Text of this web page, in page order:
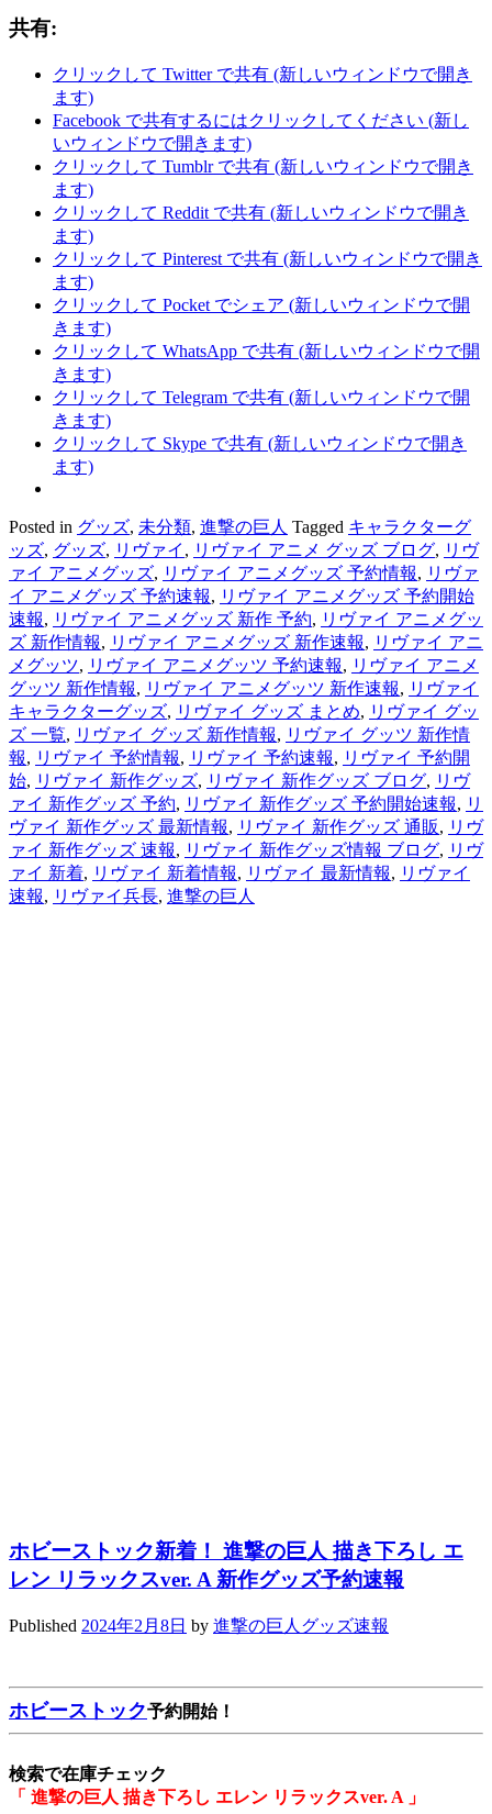
共有:
クリックして Twitter で共有 (新しいウィンドウで開き
ます)
Facebook で共有するにはクリックしてください (新し
いウィンドウで開きます)
クリックして Tumblr で共有 (新しいウィンドウで開き
ます)
クリックして Reddit で共有 (新しいウィンドウで開き
ます)
クリックして Pinterest で共有 (新しいウィンドウで開き
ます)
クリックして Pocket でシェア (新しいウィンドウで開
きます)
クリックして WhatsApp で共有 (新しいウィンドウで開
きます)
クリックして Telegram で共有 (新しいウィンドウで開
きます)
クリックして Skype で共有 (新しいウィンドウで開き
ます)
Posted in グッズ, 未分類, 進撃の巨人 Tagged キャラクターグ
ッズ, グッズ, リヴァイ , リヴァイ アニメ グッズ ブログ, リヴ
ァイ アニメグッズ, リヴァイ アニメグッズ 予約情報, リヴァ
イ アニメグッズ 予約速報, リヴァイ アニメグッズ 予約開始
速報, リヴァイ アニメグッズ 新作 予約, リヴァイ アニメグッ
ズ 新作情報, リヴァイ アニメグッズ 新作速報, リヴァイ アニ
メグッツ, リヴァイ アニメグッツ 予約速報, リヴァイ アニメ
グッツ 新作情報, リヴァイ アニメグッツ 新作速報, リヴァイ
キャラクターグッズ, リヴァイ グッズ まとめ, リヴァイ グッ
ズ 一覧, リヴァイ グッズ 新作情報, リヴァイ グッツ 新作情
報, リヴァイ 予約情報, リヴァイ 予約速報, リヴァイ 予約開
始, リヴァイ 新作グッズ, リヴァイ 新作グッズ ブログ, リヴ
ァイ 新作グッズ 予約, リヴァイ 新作グッズ 予約開始速報, リ
ヴァイ 新作グッズ 最新情報, リヴァイ 新作グッズ 通販, リヴ
ァイ 新作グッズ 速報, リヴァイ 新作グッズ情報 ブログ, リヴ
ァイ 新着, リヴァイ 新着情報, リヴァイ 最新情報, リヴァイ
速報, リヴァイ兵長, 進撃の巨人
ホビーストック新着！ 進撃の巨人 描き下ろし エ
レン リラックスver. A 新作グッズ予約速報
Published 2024年2月8日 by 進撃の巨人グッズ速報
ホビーストック予約開始！
検索で在庫チェック
「 進撃の巨人 描き下ろし エレン リラックスver. A 」